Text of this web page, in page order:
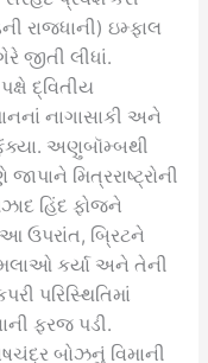
રાજધાની) ઇમ્ફાલ
જીતી લીધાં.
દ્વિતીય
નાગાસાકી અને
અણુબૉમ્બથી
મિત્રરાષ્ટ્રોની
હિંદ ફોજને
ઉપરાંત, બ્રિટને
કર્યા અને તેની
પરિસ્થિતિમાં
ફરજ પડી.
બોઝનું વિમાની